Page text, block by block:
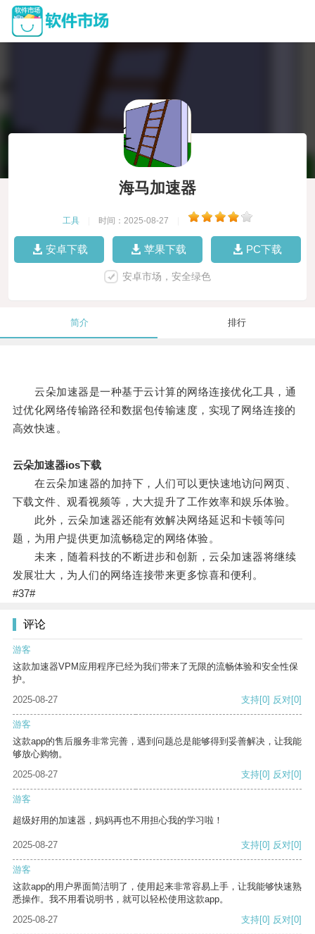
海马加速器
工具 时间：2025-08-27
安卓下载 苹果下载 PC下载
安卓市场，安全绿色
简介 排行
云朵加速器是一种基于云计算的网络连接优化工具，通
过优化网络传输路径和数据包传输速度，实现了网络连接的
高效快速。
云朵加速器ios下载
在云朵加速器的加持下，人们可以更快速地访问网页、
下载文件、观看视频等，大大提升了工作效率和娱乐体验。
此外，云朵加速器还能有效解决网络延迟和卡顿等问
题，为用户提供更加流畅稳定的网络体验。
未来，随着科技的不断进步和创新，云朵加速器将继续
发展壮大，为人们的网络连接带来更多惊喜和便利。
#37#
评论
游客
这款加速器VPM应用程序已经为我们带来了无限的流畅体验和安全性保
护。
2025-08-27
支持[0] 反对[0]
游客
这款app的售后服务非常完善，遇到问题总是能够得到妥善解决，让我能
够放心购物。
2025-08-27
支持[0] 反对[0]
游客
超级好用的加速器，妈妈再也不用担心我的学习啦！
2025-08-27 支持[0] 反对[0]
游客
这款app的用户界面简洁明了，使用起来非常容易上手，让我能够快速熟
悉操作。我不用看说明书，就可以轻松使用这款app。
2025-08-27
支持[0] 反对[0]